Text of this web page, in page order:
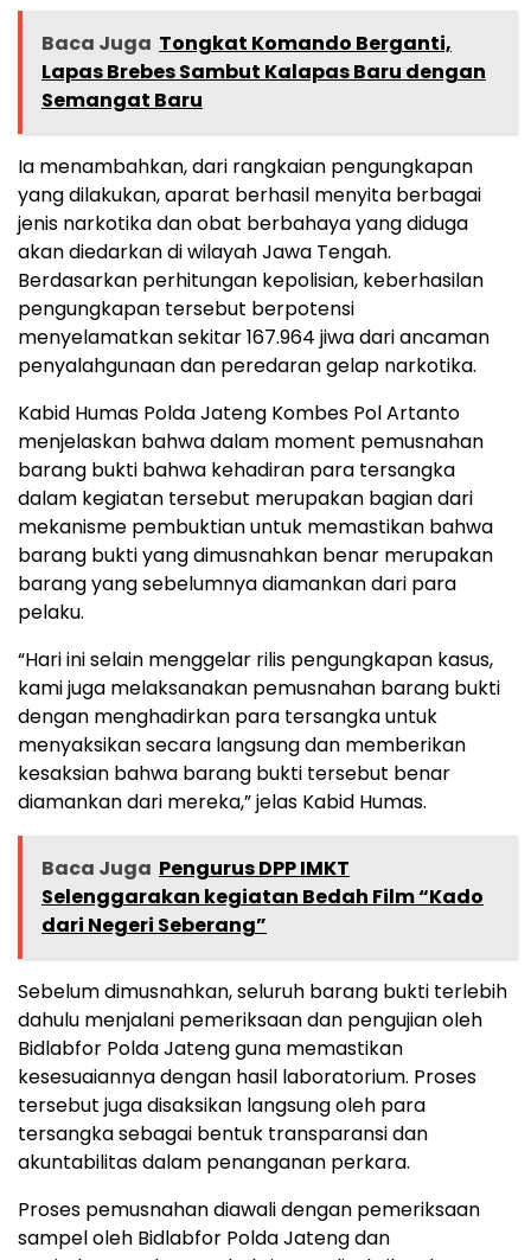
Baca Juga Tongkat Komando Berganti,
Lapas Brebes Sambut Kalapas Baru dengan
Semangat Baru
Ia menambahkan, dari rangkaian pengungkapan
yang dilakukan, aparat berhasil menyita berbagai
jenis narkotika dan obat berbahaya yang diduga
akan diedarkan di wilayah Jawa Tengah.
Berdasarkan perhitungan kepolisian, keberhasilan
pengungkapan tersebut berpotensi
menyelamatkan sekitar 167.964 jiwa dari ancaman
penyalahgunaan dan peredaran gelap narkotika.
Kabid Humas Polda Jateng Kombes Pol Artanto
menjelaskan bahwa dalam moment pemusnahan
barang bukti bahwa kehadiran para tersangka
dalam kegiatan tersebut merupakan bagian dari
mekanisme pembuktian untuk memastikan bahwa
barang bukti yang dimusnahkan benar merupakan
barang yang sebelumnya diamankan dari para
pelaku.
“Hari ini selain menggelar rilis pengungkapan kasus,
kami juga melaksanakan pemusnahan barang bukti
dengan menghadirkan para tersangka untuk
menyaksikan secara langsung dan memberikan
kesaksian bahwa barang bukti tersebut benar
diamankan dari mereka,” jelas Kabid Humas.
Baca Juga Pengurus DPP IMKT
Selenggarakan kegiatan Bedah Film “Kado
dari Negeri Seberang”
Sebelum dimusnahkan, seluruh barang bukti terlebih
dahulu menjalani pemeriksaan dan pengujian oleh
Bidlabfor Polda Jateng guna memastikan
kesesuaiannya dengan hasil laboratorium. Proses
tersebut juga disaksikan langsung oleh para
tersangka sebagai bentuk transparansi dan
akuntabilitas dalam penanganan perkara.
Proses pemusnahan diawali dengan pemeriksaan
sampel oleh Bidlabfor Polda Jateng dan